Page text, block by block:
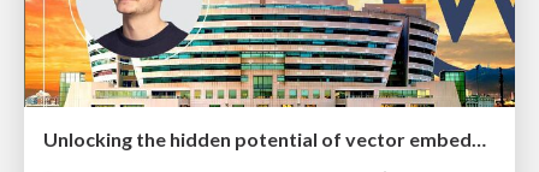
Unlocking the hidden potential of vector embeddings in international SEO